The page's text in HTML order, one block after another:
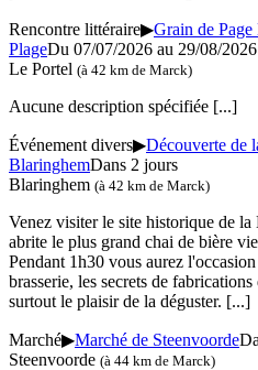
Rencontre littéraire▶Grain de
PlageDu 07/07/2026 au 29/08/2026
Le Portel (à 42 km de Marck)
Aucune description spécifiée [...]
Événement divers▶Découverte de
BlaringhemDans 2 jours
Blaringhem (à 42 km de Marck)
Venez visiter le site historique de
abrite le plus grand chai de bière
Pendant 1h30 vous aurez
brasserie, les secrets de
surtout le plaisir de la déguster. [...]
Marché▶Marché de Steenvoorde
Steenvoorde (à 44 km de Marck)